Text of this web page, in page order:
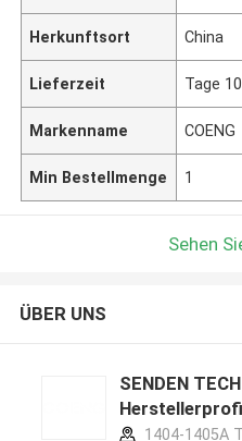
Herkunftsort China
Lieferzeit Tage
Markenname COENG
Min Bestellmenge 1
Sehen
ÜBER UNS
SENDEN
1404-1405A